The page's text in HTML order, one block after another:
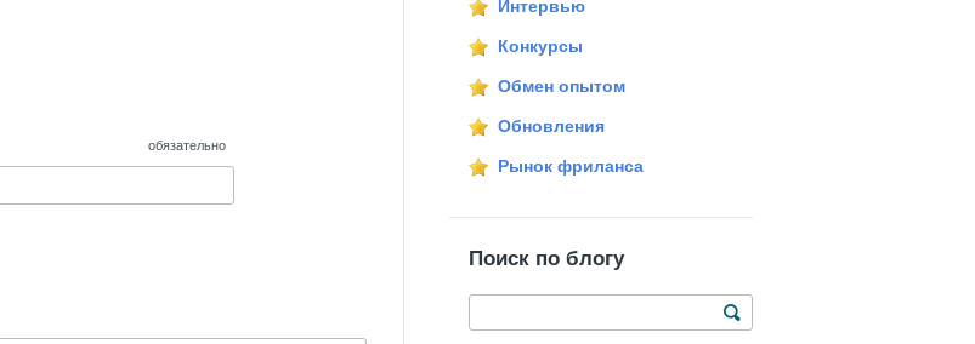
обязательно
Интервью
Конкурсы
Обмен опытом
Обновления
Рынок фриланса
Поиск по блогу